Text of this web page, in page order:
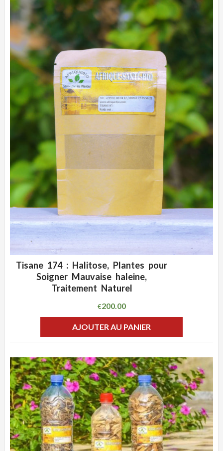
ADD WISHLIST
Tisane 174 : Halitose, Plantes pour
Soigner Mauvaise haleine,
Traitement Naturel
€200.00
AJOUTER AU PANIER